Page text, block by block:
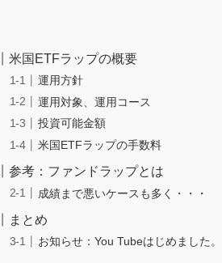
米国ETFラップの概要
運用方針
運用対象、運用コース
投資可能金額
米国ETFラップの手数料
参考：ファンドラップとは
成績まで悪いケースも多く・・・
まとめ
お知らせ：You Tubeはじめました。